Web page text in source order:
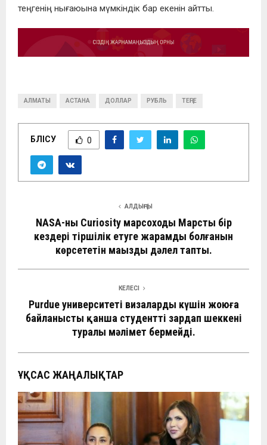
теңгенің нығаюына мүмкіндік бар екенін айтты.
АЛМАТЫ АСТАНА ДОЛЛАР РУБЛЬ ТЕҢГЕ
БӨЛІСУ 0
АЛДЫҢҒЫ
NASA-ның Curiosity марсоходы Марстың бір
кездері тіршілік етуге жарамды болғанын
көрсететін маңызды дәлел тапты.
КЕЛЕСІ
Purdue университеті визалардың күшін жоюға
байланысты қанша студенттің зардап шеккені
туралы мәлімет бермейді.
ҰҚСАС ЖАҢАЛЫҚТАР